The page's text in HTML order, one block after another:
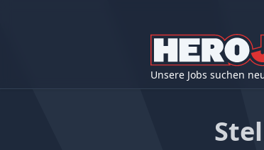
Unsere Jobs suchen